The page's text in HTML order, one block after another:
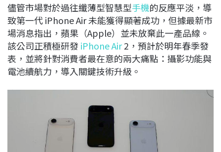
b
o
o
k
a
d
s
e
d
I
n
L
i
n
k
儘管市場對於過往纖薄型智慧型手機的反應平淡，導
致第一代 iPhone Air 未能獲得顯著成功，但據最新市
場消息指出，蘋果（Apple）並未放棄此一產品線。
該公司正積極研發iPhone Air2，預計於明年春季發
表，並將針對消費者最在意的兩大痛點：攝影功能與
電池續航力，導入關鍵技術升級。